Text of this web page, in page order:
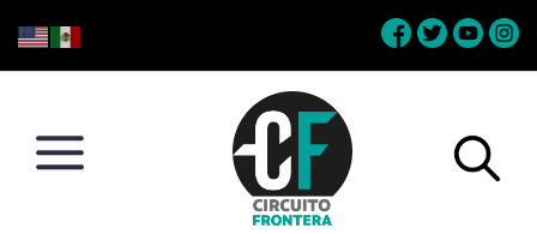
to
to
to
to